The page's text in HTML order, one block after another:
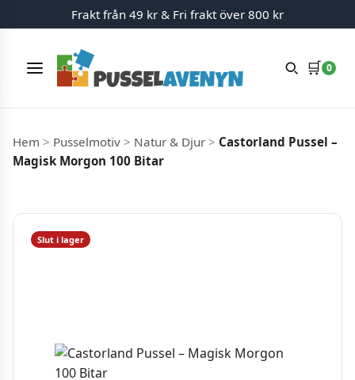
Hoppa till innehåll
Frakt från 49 kr & Fri frakt över 800 kr
Meny 🛒 0
Hem > Pusselmotiv > Natur & Djur > Castorland Pussel –
Magisk Morgon 100 Bitar
Slut i lager